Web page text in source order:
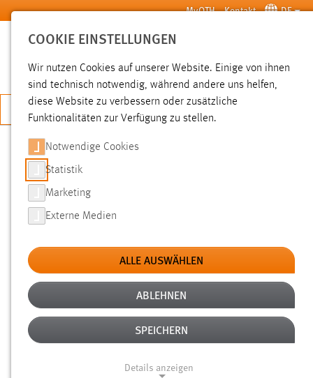
Zum Hauptinhalt springen MyOTH Kontakt DE
SUCHE
JETZT BEWERBEN
SUCHE
FILTER
Typ
Erstellungsdatum
Alter
COOKIE EINSTELLUNGEN
Wir nutzen Cookies auf unserer Website. Einige von ihnen
sind technisch notwendig, während andere uns helfen,
diese Website zu verbessern oder zusätzliche
Funktionalitäten zur Verfügung zu stellen.
Notwendige Cookies
Statistik
Marketing
Externe Medien
ALLE AUSWÄHLEN
ABLEHNEN
SPEICHERN
Details anzeigen